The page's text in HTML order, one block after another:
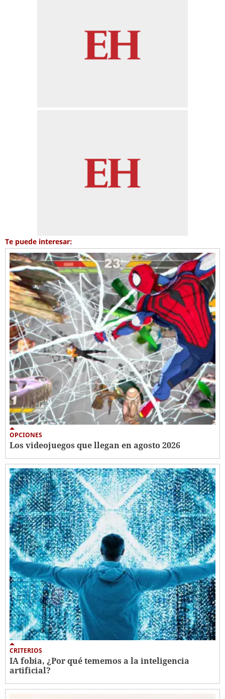
Te puede interesar:
OPCIONES
Los videojuegos que llegan en agosto 2026
CRITERIOS
IA fobia, ¿Por qué tememos a la inteligencia
artificial?